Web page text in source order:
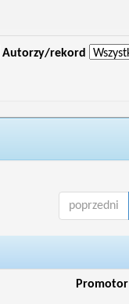
Autorzy/rekord
poprzedni
Promotor